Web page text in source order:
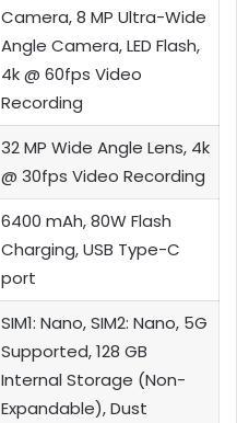
Camera, 8 MP Ultra-Wide
Angle Camera, LED Flash,
4k @ 60fps Video
Recording
32 MP Wide Angle Lens, 4k
@ 30fps Video Recording
6400 mAh, 80W Flash
Charging, USB Type-C
port
SIM1: Nano, SIM2: Nano, 5G
Supported, 128 GB
Internal Storage (Non-
Expandable), Dust